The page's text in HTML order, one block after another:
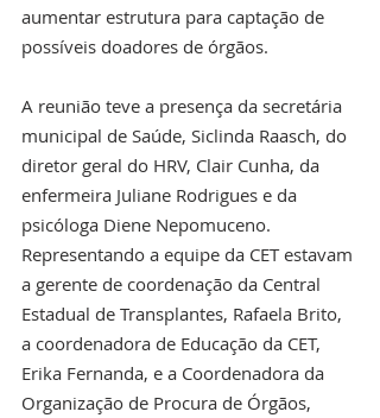
aumentar estrutura para captação de
possíveis doadores de órgãos.
A reunião teve a presença da secretária
municipal de Saúde, Siclinda Raasch, do
diretor geral do HRV, Clair Cunha, da
enfermeira Juliane Rodrigues e da
psicóloga Diene Nepomuceno.
Representando a equipe da CET estavam
a gerente de coordenação da Central
Estadual de Transplantes, Rafaela Brito,
a coordenadora de Educação da CET,
Erika Fernanda, e a Coordenadora da
Organização de Procura de Órgãos,